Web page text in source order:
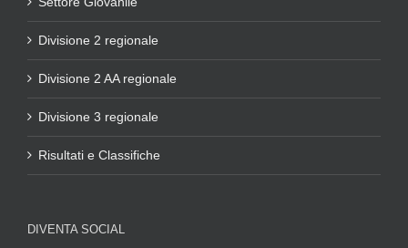
Divisione 2 regionale
Divisione 2 AA regionale
Divisione 3 regionale
Risultati e Classifiche
DIVENTA SOCIAL